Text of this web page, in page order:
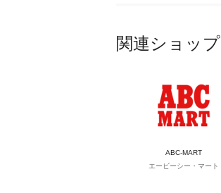
関連ショップ
ABC-MART
エービーシー・マート